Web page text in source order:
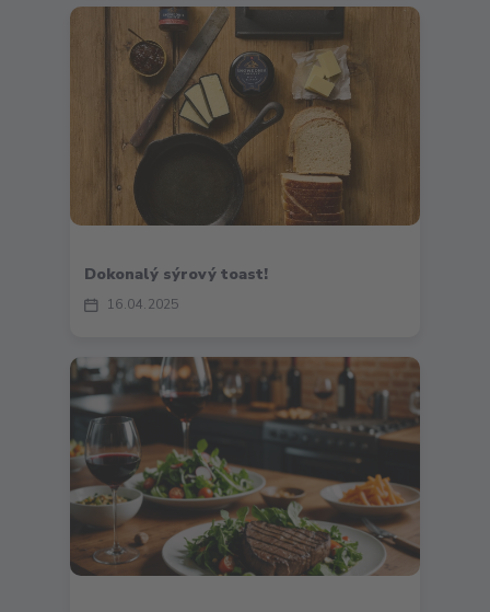
16 04 2025
Dokonalý sýrový toast!